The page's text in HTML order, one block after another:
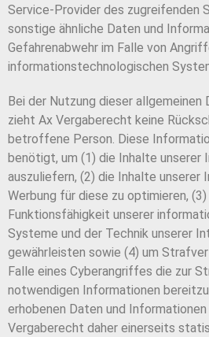
Service-Provider des zugreifenden
sonstige ähnliche Daten und
Gefahrenabwehr im Falle von
informationstechnologischen
Bei der Nutzung dieser
zieht Ax Vergaberecht keine
betroffene Person. Diese
benötigt, um (1) die Inhalte
auszuliefern, (2) die Inhalte
Werbung für diese zu optimieren,
Funktionsfähigkeit unserer
Systeme und der Technik unserer
gewährleisten sowie (4) um
Falle eines Cyberangriffes die zur
notwendigen Informationen
erhobenen Daten und
Vergaberecht daher einerseits